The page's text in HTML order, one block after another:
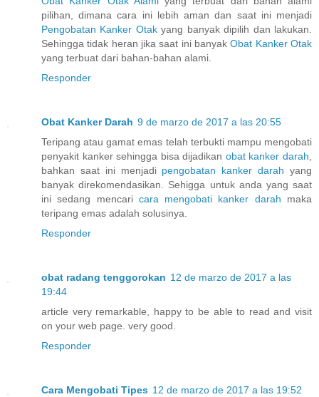
pilihan, dimana cara ini lebih aman dan saat ini menjadi
Pengobatan Kanker Otakyang banyak dipilih dan lakukan.
Sehingga tidak heran jika saat ini banyakObat Kanker Otak
yang terbuat dari bahan-bahan alami.
Responder
Obat Kanker Darah 9 de marzo de 2017 a las 20:55
Teripang atau gamat emas telah terbukti mampu mengobati
penyakit kanker sehingga bisa dijadikan obat kanker darah,
bahkan saat ini menjadi pengobatan kanker darah yang
banyak direkomendasikan. Sehigga untuk anda yang saat
ini sedang mencari cara mengobati kanker darah maka
teripang emas adalah solusinya.
Responder
obat radang tenggorokan 12 de marzo de 2017 a las
19:44
article very remarkable, happy to be able to read and visit
on your web page. very good.
Responder
Cara Mengobati Tipes 12 de marzo de 2017 a las 19:52